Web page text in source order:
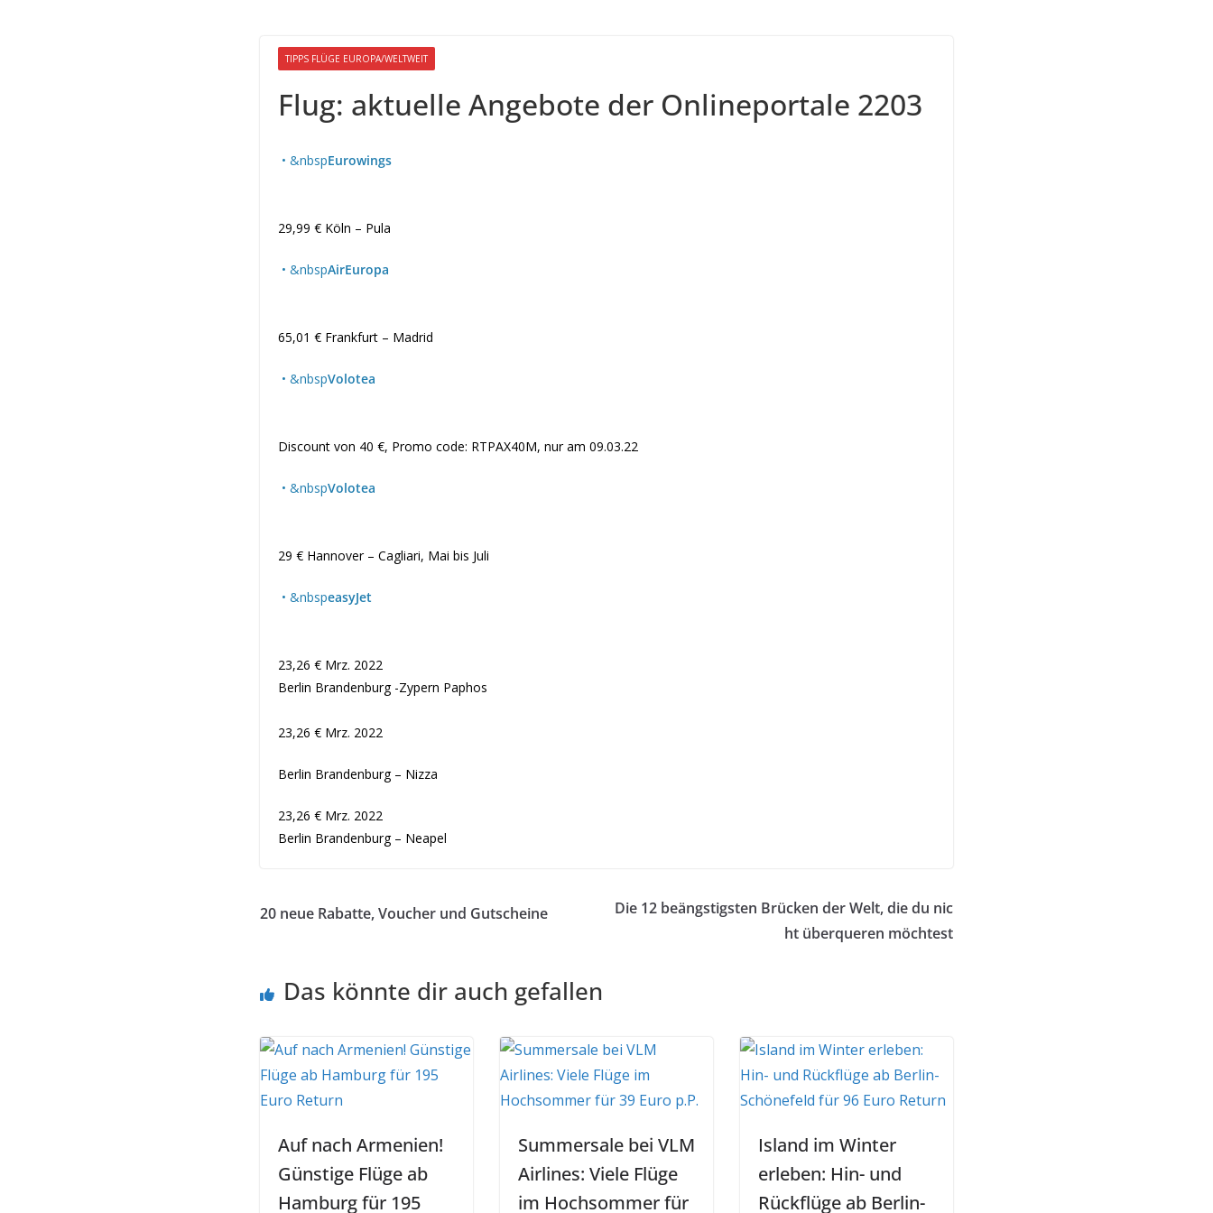
TIPPS FLÜGE EUROPA/WELTWEIT
Flug: aktuelle Angebote der Onlineportale 2203
• &nbspEurowings
29,99 € Köln – Pula
• &nbspAirEuropa
65,01 € Frankfurt – Madrid
• &nbspVolotea
Discount von 40 €, Promo code: RTPAX40M, nur am 09.03.22
• &nbspVolotea
29 € Hannover – Cagliari, Mai bis Juli
• &nbspeasyJet
23,26 € Mrz. 2022
Berlin Brandenburg -Zypern Paphos
23,26 € Mrz. 2022
Berlin Brandenburg – Nizza
23,26 € Mrz. 2022
Berlin Brandenburg – Neapel
20 neue Rabatte, Voucher und Gutscheine
Die 12 beängstigsten Brücken der Welt, die du nic
ht überqueren möchtest
Das könnte dir auch gefallen
Auf nach Armenien!
Günstige Flüge ab
Hamburg für 195
Summersale bei VLM
Airlines: Viele Flüge
im Hochsommer für
Island im Winter
erleben: Hin- und
Rückflüge ab Berlin-